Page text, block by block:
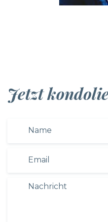
Jetzt